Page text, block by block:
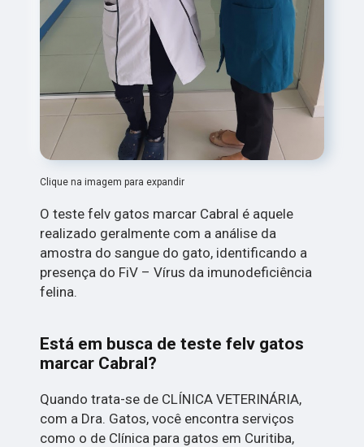
Clique na imagem para expandir
O teste felv gatos marcar Cabral é aquele
realizado geralmente com a análise da
amostra do sangue do gato, identificando a
presença do FiV – Vírus da imunodeficiência
felina.
Está em busca de teste felv gatos
marcar Cabral?
Quando trata-se de CLÍNICA VETERINÁRIA,
com a Dra. Gatos, você encontra serviços
como o de Clínica para gatos em Curitiba,